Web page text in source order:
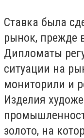
Ставка была
рынок, прежде
Дипломаты
ситуации на
мониторили и
Изделия
золото, на